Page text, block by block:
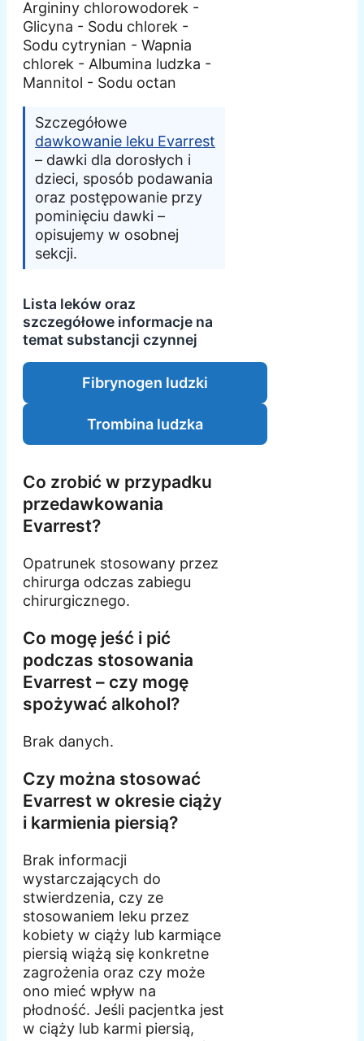
Argininy chlorowodorek -
Glicyna - Sodu chlorek -
Sodu cytrynian - Wapnia
chlorek - Albumina ludzka -
Mannitol - Sodu octan
Szczegółowe
dawkowanie leku Evarrest
– dawki dla dorosłych i
dzieci, sposób podawania
oraz postępowanie przy
pominięciu dawki –
opisujemy w osobnej
sekcji.
Lista leków oraz
szczegółowe informacje na
temat substancji czynnej
Fibrynogen ludzki
Trombina ludzka
Co zrobić w przypadku
przedawkowania
Evarrest?
Opatrunek stosowany przez
chirurga odczas zabiegu
chirurgicznego.
Co mogę jeść i pić
podczas stosowania
Evarrest – czy mogę
spożywać alkohol?
Brak danych.
Czy można stosować
Evarrest w okresie ciąży
i karmienia piersią?
Brak informacji
wystarczających do
stwierdzenia, czy ze
stosowaniem leku przez
kobiety w ciąży lub karmiące
piersią wiążą się konkretne
zagrożenia oraz czy może
ono mieć wpływ na
płodność. Jeśli pacjentka jest
w ciąży lub karmi piersią,